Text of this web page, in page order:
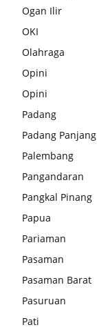
Ogan Ilir
OKI
Olahraga
Opini
Opini
Padang
Padang Panjang
Palembang
Pangandaran
Pangkal Pinang
Papua
Pariaman
Pasaman
Pasaman Barat
Pasuruan
Pati